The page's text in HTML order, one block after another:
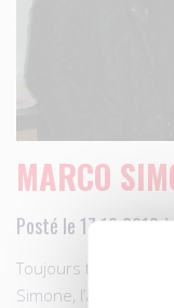
MARCO
Posté le 17.12.2010
Toujours très
Simone, l’ancien